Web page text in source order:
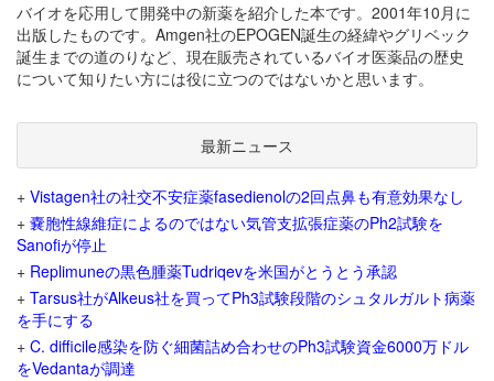
バイオを応用して開発中の新薬を紹介した本です。2001年10月に
出版したものです。Amgen社のEPOGEN誕生の経緯やグリベック
誕生までの道のりなど、現在販売されているバイオ医薬品の歴史
について知りたい方には役に立つのではないかと思います。
最新ニュース
+ Vistagen社の社交不安症薬fasedienolの2回点鼻も有意効果なし
+ 嚢胞性線維症によるのではない気管支拡張症薬のPh2試験を
Sanofiが停止
+ Replimuneの黒色腫薬Tudriqevを米国がとうとう承認
+ Tarsus社がAlkeus社を買ってPh3試験段階のシュタルガルト病薬
を手にする
+ C. difficile感染を防ぐ細菌詰め合わせのPh3試験資金6000万ドル
をVedantaが調達